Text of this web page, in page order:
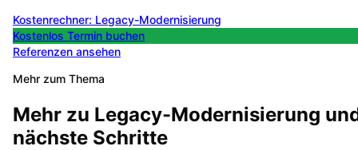
Kostenrechner: Legacy-Modernisierung
Kostenlos Termin buchen
Referenzen ansehen
Mehr zum Thema
Mehr zu Legacy-Modernisierung
nächste Schritte